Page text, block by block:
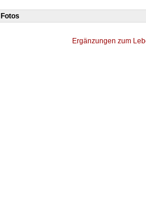
Fotos
Ergänzungen zum